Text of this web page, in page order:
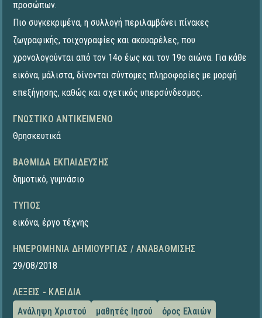
προσώπων.
Πιο συγκεκριμένα, η συλλογή περιλαμβάνει πίνακες
ζωγραφικής, τοιχογραφίες και ακουαρέλες, που
χρονολογούνται από τον 14ο έως και τον 19ο αιώνα. Για κάθε
εικόνα, μάλιστα, δίνονται σύντομες πληροφορίες με μορφή
επεξήγησης, καθώς και σχετικός υπερσύνδεσμος.
ΓΝΩΣΤΙΚΌ ΑΝΤΙΚΕΊΜΕΝΟ
Θρησκευτικά
ΒΑΘΜΊΔΑ ΕΚΠΑΊΔΕΥΣΗΣ
δημοτικό, γυμνάσιο
ΤΎΠΟΣ
εικόνα, έργο τέχνης
ΗΜΕΡΟΜΗΝΊΑ ΔΗΜΙΟΥΡΓΊΑΣ / ΑΝΑΒΆΘΜΙΣΗΣ
29/08/2018
ΛΈΞΕΙΣ - ΚΛΕΙΔΙΆ
Ανάληψη Χριστού
μαθητές Ιησού
όρος Ελαιών